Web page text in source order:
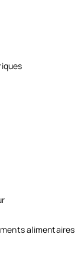
alimentaires